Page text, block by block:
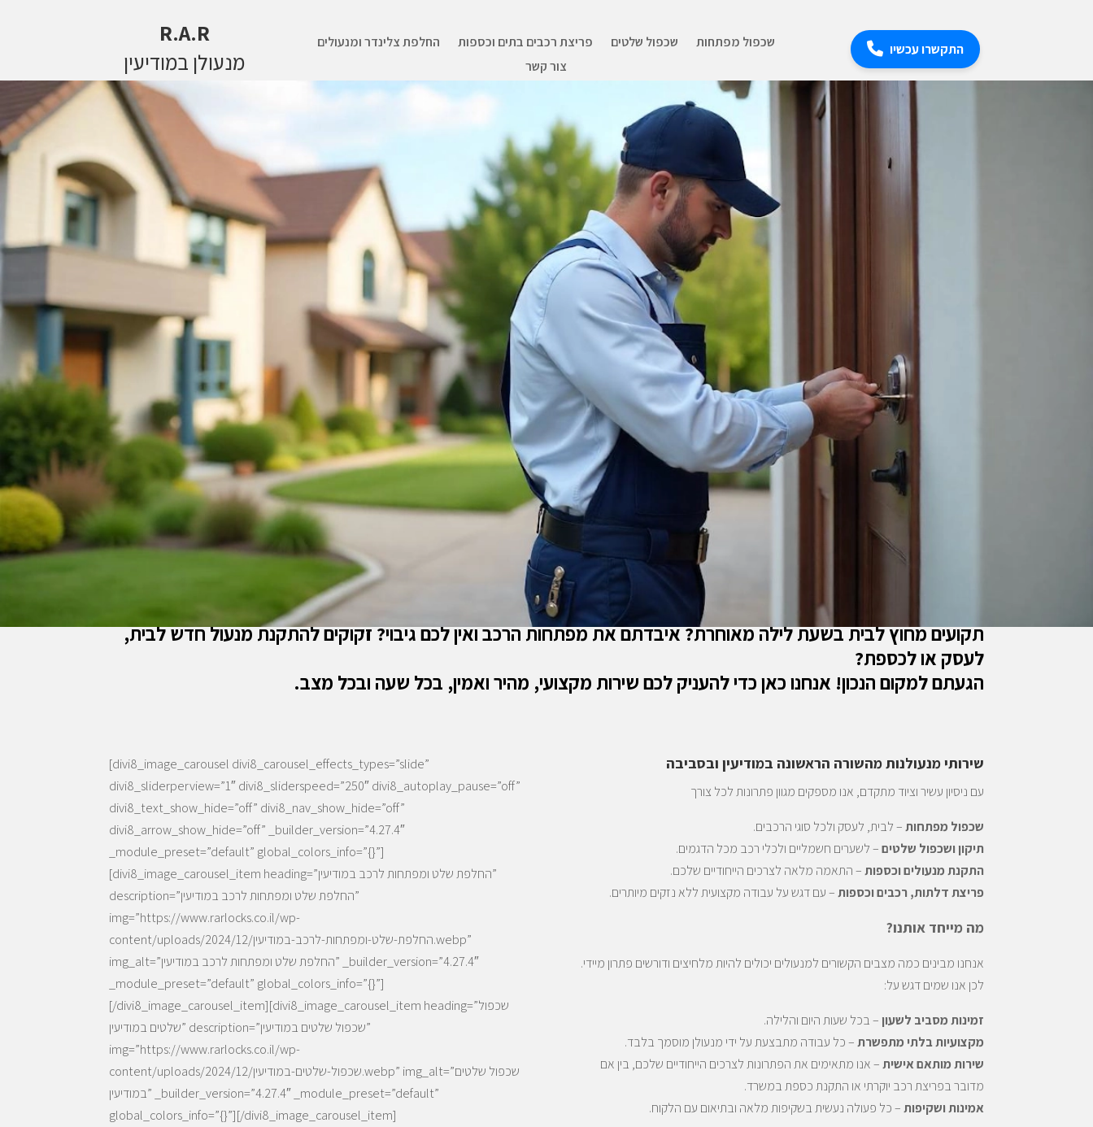
R.A.R
מנעולן במודיעין
שכפול מפתחות שכפול שלטים פריצת רכבים בתים וכספות
החלפת צלינדר ומנעולים
צור קשר
התקשרו עכשיו
תקועים מחוץ לבית בשעת לילה מאוחרת?איבדתם את מפתחות הרכב ואין לכם גיבוי? זקוקים להתקנת מנעול חדש לבית,
לעסק או לכספת?
הגעתם למקום הנכון! אנחנו כאן כדי להעניק לכם שירות מקצועי, מהיר ואמין, בכל שעה ובכל מצב.
[divi8_image_carousel divi8_carousel_effects_types=”slide”
divi8_sliderperview=”1″ divi8_sliderspeed=”250″ divi8_autoplay_pause=”off”
divi8_text_show_hide=”off” divi8_nav_show_hide=”off”
divi8_arrow_show_hide=”off” _builder_version=”4.27.4″
_module_preset=”default” global_colors_info=”{}”]
[divi8_image_carousel_item heading=”החלפת שלט ומפתחות לרכב במודיעין”
description=”החלפת שלט ומפתחות לרכב במודיעין”
img=”https://www.rarlocks.co.il/wp-
content/uploads/2024/12/החלפת-שלט-ומפתחות-לרכב-במודיעין.webp”
img_alt=”החלפת שלט ומפתחות לרכב במודיעין” _builder_version=”4.27.4″
_module_preset=”default” global_colors_info=”{}”]
[/divi8_image_carousel_item][divi8_image_carousel_item heading=”שכפול
שלטים במודיעין” description=”שכפול שלטים במודיעין”
img=”https://www.rarlocks.co.il/wp-
content/uploads/2024/12/שכפול-שלטים-במודיעין.webp” img_alt=”שכפול שלטים
במודיעין” _builder_version=”4.27.4″ _module_preset=”default”
global_colors_info=”{}”][/divi8_image_carousel_item]
שירותי מנעולנות מהשורה הראשונה במודיעין ובסביבה
עם ניסיון עשיר וציוד מתקדם, אנו מספקים מגוון פתרונות לכל צורך
שכפול מפתחות– לבית, לעסק ולכל סוגי הרכבים.
תיקון ושכפול שלטים– לשערים חשמליים ולכלי רכב מכל הדגמים.
התקנת מנעולים וכספות– התאמה מלאה לצרכים הייחודיים שלכם.
פריצת דלתות, רכבים וכספות– עם דגש על עבודה מקצועית ללא נזקים מיותרים.
מה מייחד אותנו?
אנחנו מבינים כמה מצבים הקשורים למנעולים יכולים להיות מלחיצים ודורשים פתרון מיידי.
לכן אנו שמים דגש על:
זמינות מסביב לשעון – בכל שעות היום והלילה.
מקצועיות בלתי מתפשרת– כל עבודה מתבצעת על ידי מנעולן מוסמך בלבד.
שירות מותאם אישית– אנו מתאימים את הפתרונות לצרכים הייחודיים שלכם, בין אם
מדובר בפריצת רכב יוקרתי או התקנת כספת במשרד.
אמינות ושקיפות– כל פעולה נעשית בשקיפות מלאה ובתיאום עם הלקוח.